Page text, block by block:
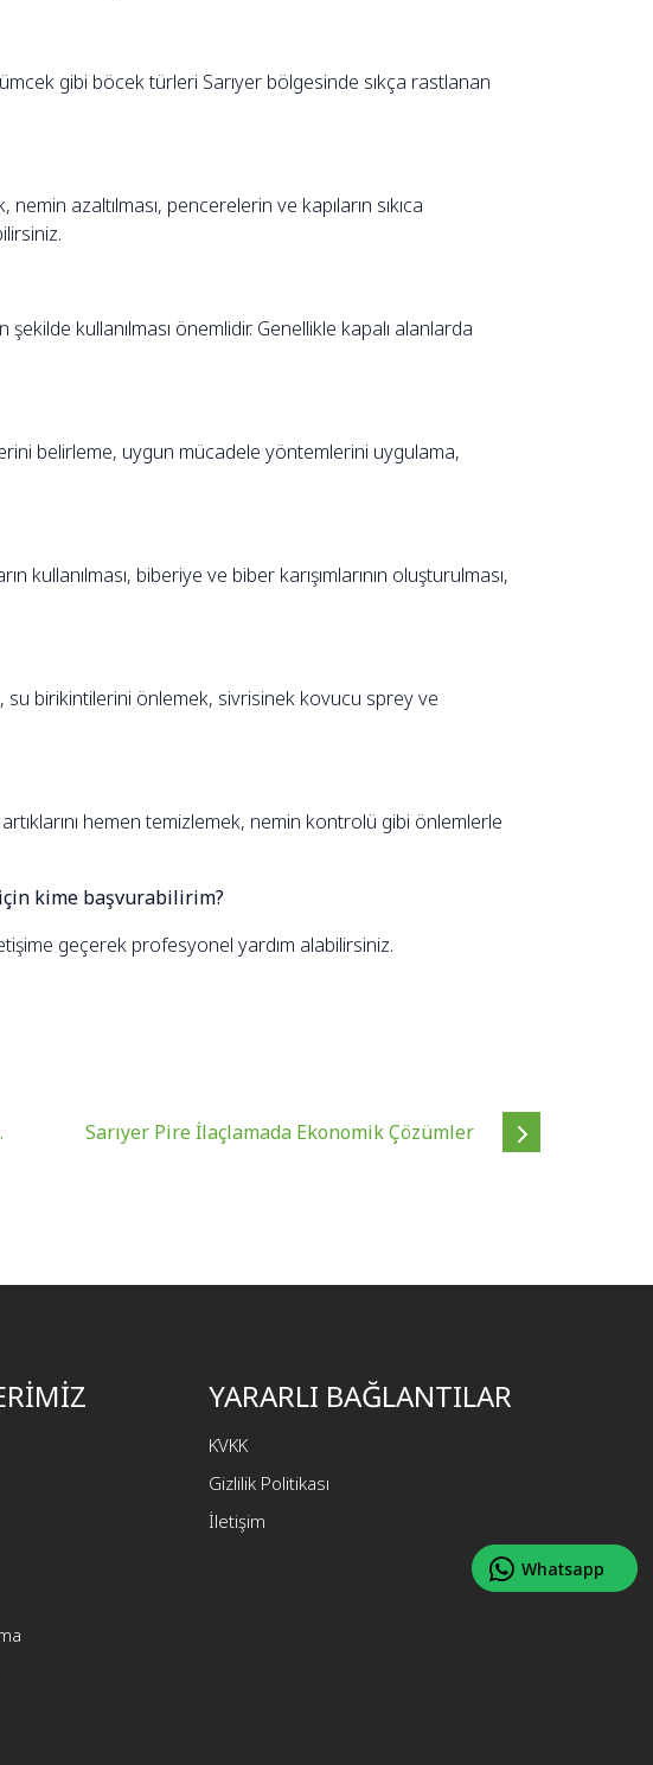
gibi böcek türleri Sarıyer bölgesinde sıkça rastlanan
azaltılması, pencerelerin ve kapıların sıkıca
kullanılması önemlidir. Genellikle kapalı alanlarda
belirleme, uygun mücadele yöntemlerini uygulama,
biberiye ve biber karışımlarının oluşturulması,
birikintilerini önlemek, sivrisinek kovucu sprey ve
hemen temizlemek, nemin kontrolü gibi önlemlerle
kime başvurabilirim?
geçerek profesyonel yardım alabilirsiniz.
Sarıyer Pire İlaçlamada Ekonomik Çözümler
Whatsapp
YARARLI BAĞLANTILAR
KVKK
Gizlilik Politikası
İletişim